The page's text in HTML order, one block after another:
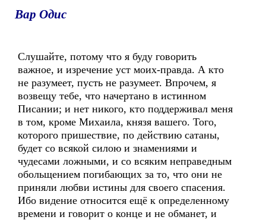
Вар Одис
Слушайте, потому что я буду говорить
важное, и изречение уст моих-правда. А кто
не разумеет, пусть не разумеет. Впрочем, я
возвещу тебе, что начертано в истинном
Писании; и нет никого, кто поддерживал меня
в том, кроме Михаила, князя вашего. Того,
которого пришествие, по действию сатаны,
будет со всякой силою и знамениями и
чудесами ложными, и со всяким неправедным
обольщением погибающих за то, что они не
приняли любви истины для своего спасения.
Ибо видение относится ещё к определенному
времени и говорит о конце и не обманет, и